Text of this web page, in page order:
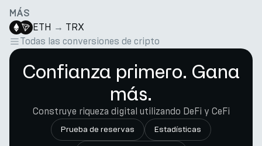
MÁS
ETH → TRX
Todas las conversiones de cripto
Confianza primero. Gana
más.
Construye riqueza digital utilizando DeFi y CeFi
Prueba de reservas Estadísticas